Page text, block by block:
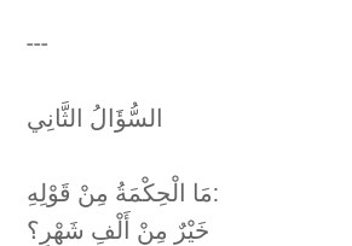
---
السُّؤَالُ الثَّانِي
مَا الْحِكْمَةُ مِنْ قَوْلِهِ:
خَيْرٌ مِنْ أَلْفِ شَهْرٍ؟